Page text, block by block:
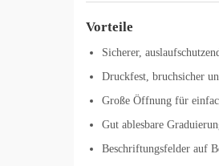
Vorteile
Sicherer,
Druckfest, bruchsicher
Große Öffnung für
Gut ablesbare
Beschriftungsfelder auf